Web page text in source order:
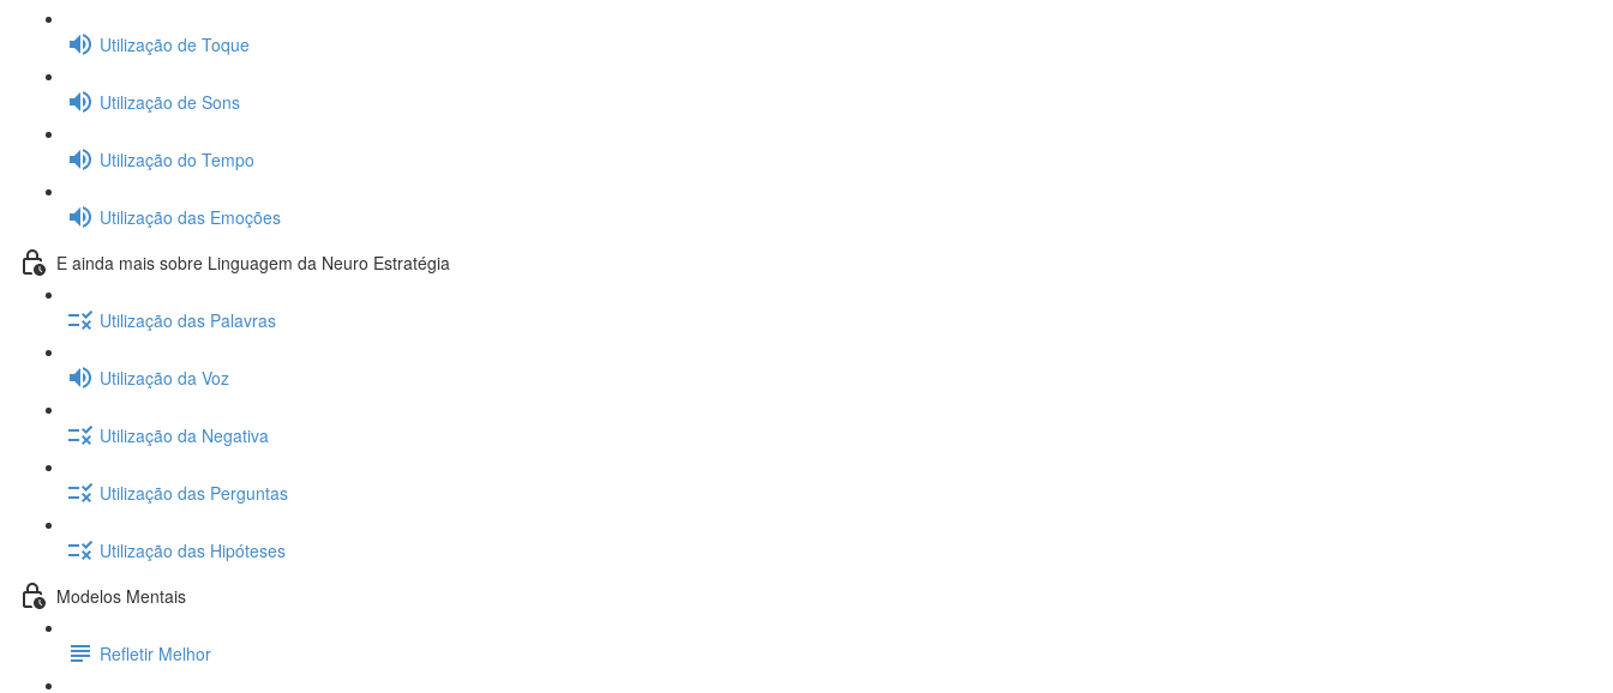
Utilização de Toque
Utilização de Sons
Utilização do Tempo
Utilização das Emoções
E ainda mais sobre Linguagem da Neuro Estratégia
Utilização das Palavras
Utilização da Voz
Utilização da Negativa
Utilização das Perguntas
Utilização das Hipóteses
Modelos Mentais
Refletir Melhor